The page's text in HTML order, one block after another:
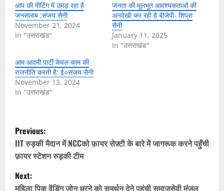
आप की मीटिंग में उमड़ रहा है
जनसलाब :संजय सैनी
November 21, 2024
In "उत्तराखंड"
जनता की मूलभूत आवश्यकताओं की
अनदेखी कर रही है बीजेपी- शिप्रा
सैनी
January 11, 2025
In "उत्तराखंड"
आम आदमी पार्टी केवल काम की
राजनीति करती है: ई०संजय सैनी
November 13, 2024
In "उत्तराखंड"
P
o
s
Previous:
IIT रुड़की मैदान में NCCको फ़ायर सेफ़्टी के बारे में जागरूक करने पहुँची
फ़ायर स्टेशन रुड़की टीम
Next:
महिला पिक वेंडिंग जोन धरने को समर्थन देने पहुंची समाजसेवी मंजुल